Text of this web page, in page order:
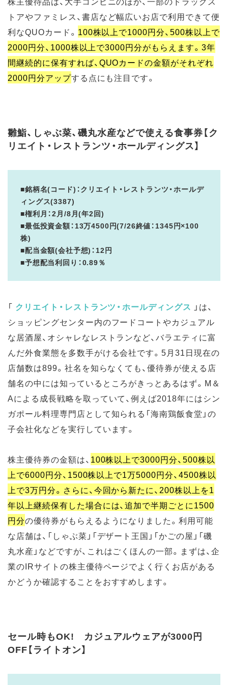
トアやファミレス、書店など幅広いお店で利用できて便
利なQUOカード。 100株以上で1000円分、500株以上で
2000円分、1000株以上で3000円分がもらえます。3年
間継続的に保有すれば、QUOカードの金額がそれぞれ
2000円分アップする点にも注目です。
雛鮨、しゃぶ菜、磯丸水産などで使える食事券【ク
リエイト・レストランツ・ホールディングス】
■銘柄名(コード)：クリエイト・レストランツ・ホールデ
ィングス(3387)
■権利月：2月/8月(年2回)
■最低投資金額：13万4500円(7/26終値：1345円×100
株)
■配当金額(会社予想)：12円
■予想配当利回り：0.89％
「 クリエイト・レストランツ・ホールディングス 」は、
ショッピングセンター内のフードコートやカジュアル
な居酒屋、オシャレなレストランなど、バラエティに富
んだ外食業態を多数手がける会社です。5月31日現在の
店舗数は899。社名を知らなくても、優待券が使える店
舗名の中には知っているところがきっとあるはず。M＆
Aによる成長戦略を取っていて、例えば2018年にはシン
ガポール料理専門店として知られる「海南鶏飯食堂」の
子会社化などを実行しています。
株主優待券の金額は、 100株以上で3000円分、500株以
上で6000円分、1500株以上で1万5000円分、4500株以
上で3万円分。さらに、今回から新たに、200株以上を1
年以上継続保有した場合には、追加で半期ごとに1500
円分の優待券がもらえるようになりました。利用可能
な店舗は、「しゃぶ菜」「デザート王国」「かごの屋」「磯
丸水産」などですが、これはごくほんの一部。まずは、企
業のIRサイトの株主優待ページでよく行くお店がある
かどうか確認することをおすすめします。
セール時もOK! カジュアルウェアが3000円
OFF【ライトオン】